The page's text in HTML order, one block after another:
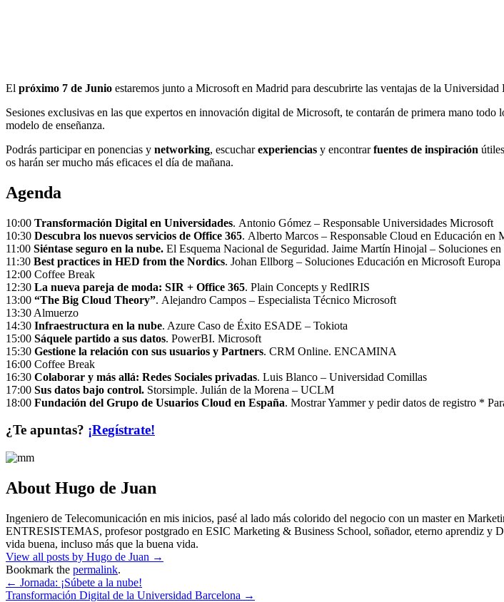
El próximo 7 de Junio estaremos junto a Microsoft en Madrid para descubrirte las ventajas de la Universidad
Sesiones exclusivas en las que expertos en innovación digital de Microsoft, te contarán de primera mano todo
modelo de enseñanza.
Podrás participar en ponencias y networking, escucharexperiencias y encontrarfuentes de inspiración
os harán ser mucho más eficaces el día de mañana.
Agenda
10:00 Transformación Digital en Universidades. Antonio Gómez – Responsable Universidades Microsoft
10:30 Descubra los nuevos servicios de Office 365. Alberto Marcos – Responsable Cloud en Educación en
11:00 Siéntase seguro en la nube. El Esquema Nacional de Seguridad. Jaime Martín Hinojal – Soluciones
11:30 Best practices in HED from the Nordics. Johan Ellborg – Soluciones Educación en Microsoft Europa
12:00 Coffee Break
12:30 La nueva pareja de moda: SIR + Office 365. Plain Concepts y RedIRIS
13:00 “The Big Cloud Theory”. Alejandro Campos – Especialista Técnico Microsoft
13:30 Almuerzo
14:30 Infraestructura en la nube. Azure Caso de Éxito ESADE – Tokiota
15:00 Sáquele partido a sus datos. PowerBI. Microsoft
15:30 Gestione la relación con sus usuarios y Partners. CRM Online. ENCAMINA
16:00 Coffee Break
16:30 Colaborar y más allá: Redes Sociales privadas. Luis Blanco – Universidad Comillas
17:00 Sus datos bajo control. Storsimple. Julián de la Morena – UCLM
18:00 Fundación del Grupo de Usuarios Cloud en España. Mostrar Yammer y pedir datos de registro *
¿Te apuntas? ¡Regístrate!
About Hugo de Juan
Ingeniero de Telecomunicación en mis inicios, pasé al lado más colorido del negocio con un master en
ENTRESISTEMAS, profesor postgrado en ESIC Marketing & Business School, soñador, eterno aprendiz
vida buena, incluso más que la buena vida.
View all posts by Hugo de Juan →
Bookmark the permalink.
← Jornada: ¡Súbete a la nube!
Transformación Digital de la Universidad Barcelona →